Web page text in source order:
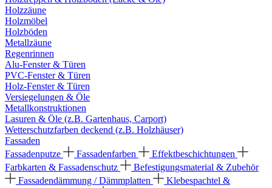
Holzzäune
Holzmöbel
Holzböden
Metallzäune
Regenrinnen
Alu-Fenster & Türen
PVC-Fenster & Türen
Holz-Fenster & Türen
Versiegelungen & Öle
Metallkonstruktionen
Lasuren & Öle (z.B. Gartenhaus, Carport)
Wetterschutzfarben deckend (z.B. Holzhäuser)
Fassaden
Fassadenputze
Fassadenfarben
Effektbeschichtungen
Farbkarten & Fassadenschutz
Befestigungsmaterial & Zubehör
Fassadendämmung / Dämmplatten
Klebespachtel &